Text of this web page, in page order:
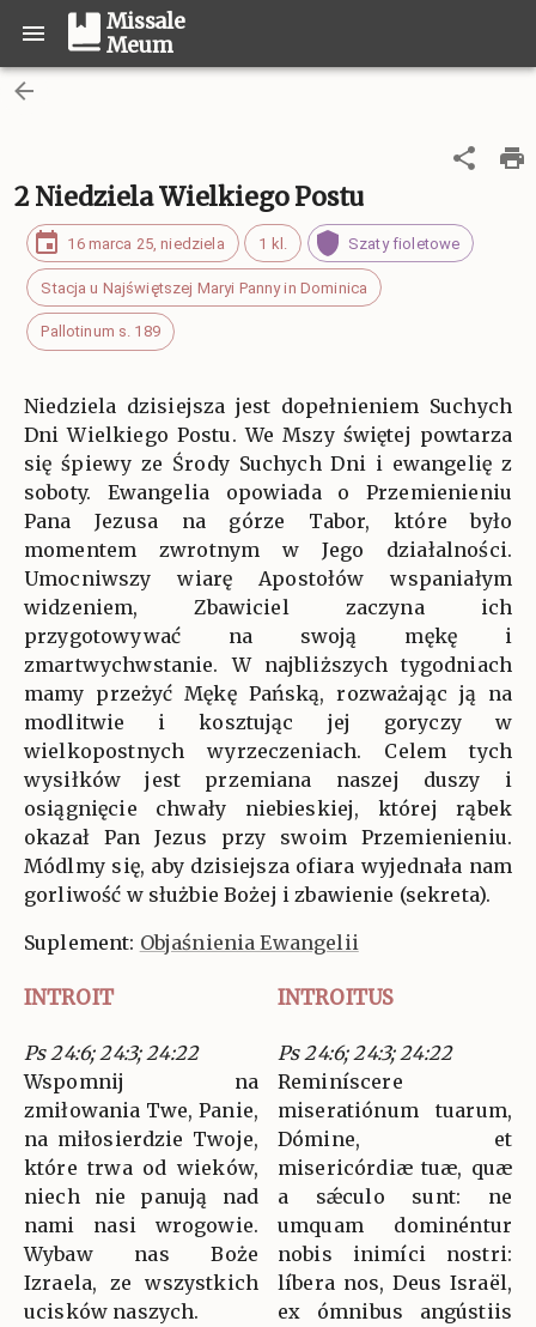
Missale
Meum
2 Niedziela Wielkiego Postu
16 marca 25, niedziela 1 kl. Szaty fioletowe
Stacja u Najświętszej Maryi Panny in Dominica
Pallotinum s. 189
Niedziela dzisiejsza jest dopełnieniem Suchych
Dni Wielkiego Postu. We Mszy świętej powtarza
się śpiewy ze Środy Suchych Dni i ewangelię z
soboty. Ewangelia opowiada o Przemienieniu
Pana Jezusa na górze Tabor, które było
momentem zwrotnym w Jego działalności.
Umocniwszy wiarę Apostołów wspaniałym
widzeniem, Zbawiciel zaczyna ich
przygotowywać na swoją mękę i
zmartwychwstanie. W najbliższych tygodniach
mamy przeżyć Mękę Pańską, rozważając ją na
modlitwie i kosztując jej goryczy w
wielkopostnych wyrzeczeniach. Celem tych
wysiłków jest przemiana naszej duszy i
osiągnięcie chwały niebieskiej, której rąbek
okazał Pan Jezus przy swoim Przemienieniu.
Módlmy się, aby dzisiejsza ofiara wyjednała nam
gorliwość w służbie Bożej i zbawienie (sekreta).
Suplement: Objaśnienia Ewangelii
INTROIT INTROITUS
Ps 24:6; 24:3; 24:22
Wspomnij na
zmiłowania Twe, Panie,
na miłosierdzie Twoje,
które trwa od wieków,
niech nie panują nad
nami nasi wrogowie.
Wybaw nas Boże
Izraela, ze wszystkich
ucisków naszych.
Ps 24:6; 24:3; 24:22
Reminíscere
miseratiónum tuarum,
Dómine, et
misericórdiæ tuæ, quæ
a sǽculo sunt: ne
umquam dominéntur
nobis inimíci nostri:
líbera nos, Deus Israël,
ex ómnibus angústiis